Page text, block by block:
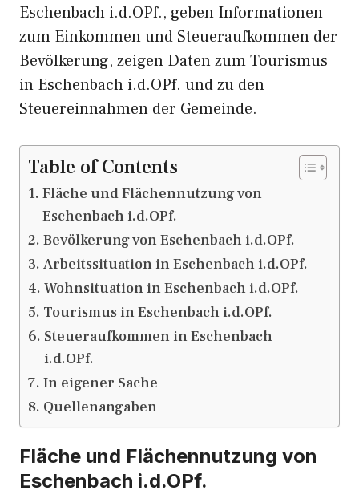
Eschenbach i.d.OPf., geben Informationen
zum Einkommen und Steueraufkommen der
Bevölkerung, zeigen Daten zum Tourismus
in Eschenbach i.d.OPf. und zu den
Steuereinnahmen der Gemeinde.
Table of Contents
Fläche und Flächennutzung von
Eschenbach i.d.OPf.
Bevölkerung von Eschenbach i.d.OPf.
Arbeitssituation in Eschenbach i.d.OPf.
Wohnsituation in Eschenbach i.d.OPf.
Tourismus in Eschenbach i.d.OPf.
Steueraufkommen in Eschenbach
i.d.OPf.
In eigener Sache
Quellenangaben
Fläche und Flächennutzung von
Eschenbach i.d.OPf.